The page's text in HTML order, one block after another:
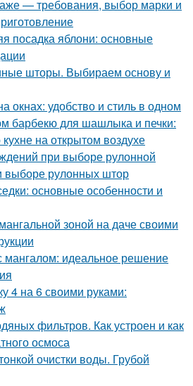
— требования, выбор марки и
посадка яблони: основные
шторы. Выбираем основу и
окнах: удобство и стиль в одном
барбекю для шашлыка и печки:
на открытом воздухе
при выборе рулонной
рулонных штор
основные особенности и
зоной на даче своими
мангалом: идеальное решение
4 на 6 своими руками:
фильтров. Как устроен и как
осмоса
очистки воды. Грубой